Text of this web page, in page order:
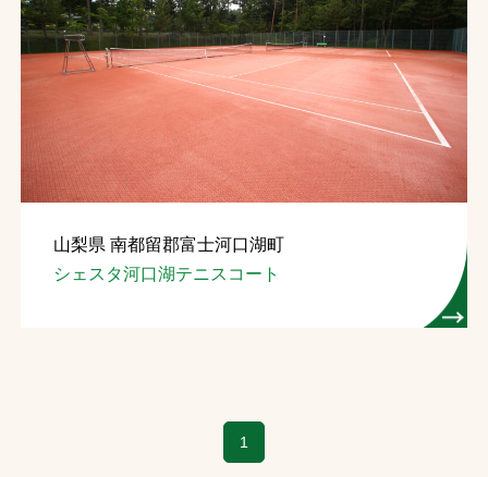
文字の見えづらさや操作にお困りの方へ
山梨県 南都留郡富士河口湖町
シェスタ河口湖テニスコート
1